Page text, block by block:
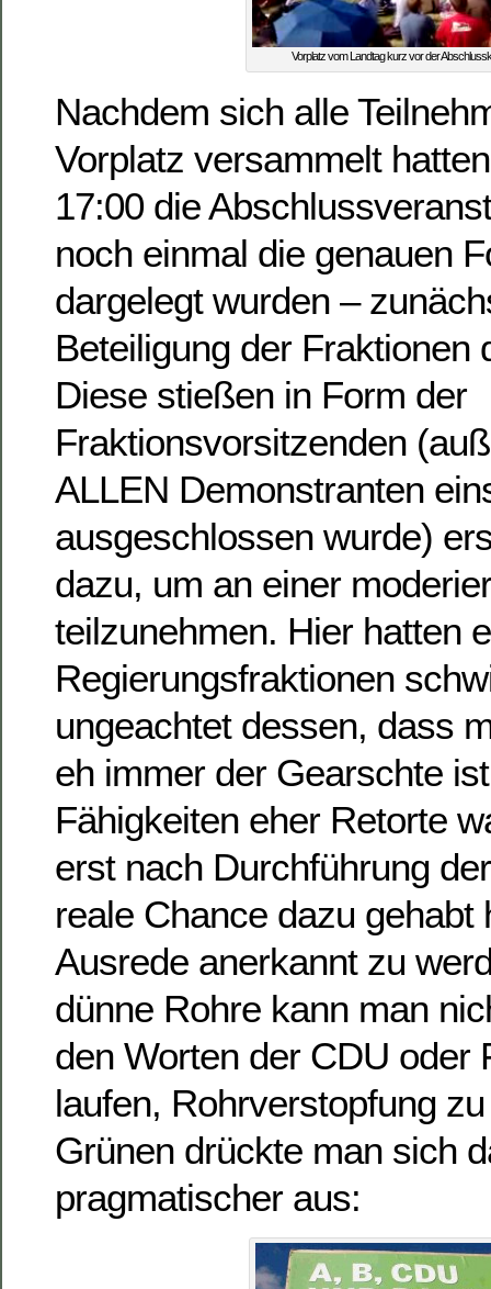
Vorplatz vom Landtag kurz vor der
Nachdem sich alle
Vorplatz versammelt
17:00 die
noch einmal die genauen
dargelegt wurden –
Beteiligung der Fraktionen
Diese stießen in Form der
Fraktionsvorsitzenden
ALLEN Demonstranten
ausgeschlossen wurde)
dazu, um an einer
teilzunehmen. Hier hatten
Regierungsfraktionen
ungeachtet dessen, dass
eh immer der Gearschte
Fähigkeiten eher Retorte
erst nach Durchführung
reale Chance dazu gehabt
Ausrede anerkannt zu
dünne Rohre kann man
den Worten der CDU oder
laufen, Rohrverstopfung
Grünen drückte man sich
pragmatischer aus: